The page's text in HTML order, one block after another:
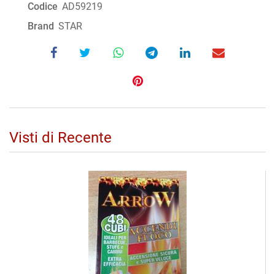
Codice AD59219
Brand STAR
Visti di Recente